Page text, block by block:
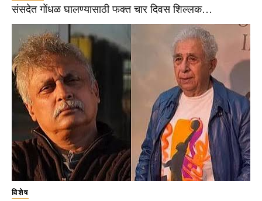
संसदेत गोंधळ घालण्यासाठी फक्त चार दिवस शिल्लक…
विशेष